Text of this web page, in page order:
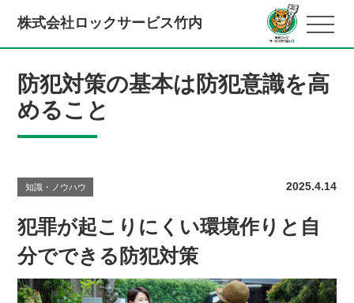
株式会社ロックサービス竹内
防犯対策の基本は防犯意識を高
めること
知識・ノウハウ 2025.4.14
犯罪が起こりにくい環境作りと自
分でできる防犯対策